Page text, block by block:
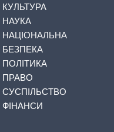
КУЛЬТУРА
НАУКА
НАЦІОНАЛЬНА
БЕЗПЕКА
ПОЛІТИКА
ПРАВО
СУСПІЛЬСТВО
ФІНАНСИ